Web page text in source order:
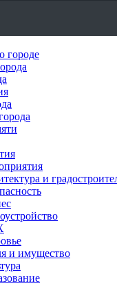
городе
и
и имущество